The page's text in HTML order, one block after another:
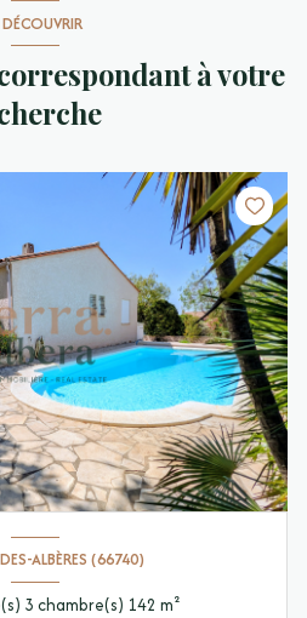
à votre
ALBÈRES (66740)
Maison 5 pièce(s) 3 chambre(s) 142 m²